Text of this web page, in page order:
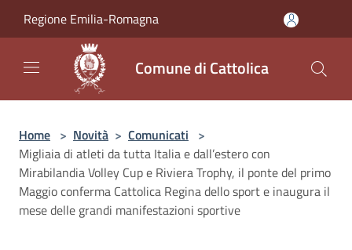
Regione Emilia-Romagna
Comune di Cattolica
Home > Novità > Comunicati >
Migliaia di atleti da tutta Italia e dall’estero con
Mirabilandia Volley Cup e Riviera Trophy, il ponte del primo
Maggio conferma Cattolica Regina dello sport e inaugura il
mese delle grandi manifestazioni sportive